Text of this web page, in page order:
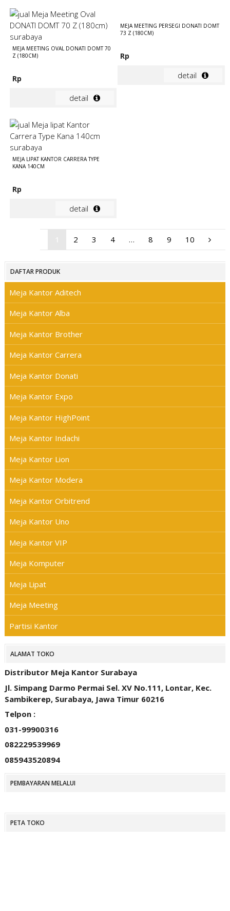
MEJA MEETING OVAL DONATI DOMT 70
Z (180CM)
Rp
detail
MEJA MEETING PERSEGI DONATI DOMT
73 Z (180CM)
Rp
detail
MEJA LIPAT KANTOR CARRERA TYPE
KANA 140CM
Rp
detail
2 3 4 … 8 9 10
DAFTAR PRODUK
Meja Kantor Aditech
Meja Kantor Alba
Meja Kantor Brother
Meja Kantor Carrera
Meja Kantor Donati
Meja Kantor Expo
Meja Kantor HighPoint
Meja Kantor Indachi
Meja Kantor Lion
Meja Kantor Modera
Meja Kantor Orbitrend
Meja Kantor Uno
Meja Kantor VIP
Meja Komputer
Meja Lipat
Meja Meeting
Partisi Kantor
ALAMAT TOKO
Distributor Meja Kantor Surabaya
Jl. Simpang Darmo Permai Sel. XV No.111, Lontar, Kec.
Sambikerep, Surabaya, Jawa Timur 60216
Telpon :
031-99900316
082229539969
085943520894
PEMBAYARAN MELALUI
PETA TOKO